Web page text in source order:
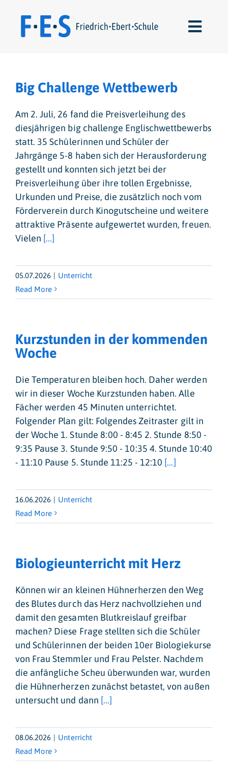
content
Über uns
Für Lernende
Für Eltern
Kontakte
Big Challenge Wettbewerb
Am 2. Juli, 26 fand die Preisverleihung des
diesjährigen big challenge Englischwettbewerbs
statt. 35 Schülerinnen und Schüler der
Jahrgänge 5-8 haben sich der Herausforderung
gestellt und konnten sich jetzt bei der
Preisverleihung über ihre tollen Ergebnisse,
Urkunden und Preise, die zusätzlich noch vom
Förderverein durch Kinogutscheine und weitere
attraktive Präsente aufgewertet wurden, freuen.
Vielen [...]
05.07.2026 | Unterricht
Read More
Kurzstunden in der kommenden
Woche
Die Temperaturen bleiben hoch. Daher werden
wir in dieser Woche Kurzstunden haben. Alle
Fächer werden 45 Minuten unterrichtet.
Folgender Plan gilt: Folgendes Zeitraster gilt in
der Woche 1. Stunde 8:00 - 8:45 2. Stunde 8:50 -
9:35 Pause 3. Stunde 9:50 - 10:35 4. Stunde 10:40
- 11:10 Pause 5. Stunde 11:25 - 12:10 [...]
16.06.2026 | Unterricht
Read More
Biologieunterricht mit Herz
Können wir an kleinen Hühnerherzen den Weg
des Blutes durch das Herz nachvollziehen und
damit den gesamten Blutkreislauf greifbar
machen? Diese Frage stellten sich die Schüler
und Schülerinnen der beiden 10er Biologiekurse
von Frau Stemmler und Frau Pelster. Nachdem
die anfängliche Scheu überwunden war, wurden
die Hühnerherzen zunächst betastet, von außen
untersucht und dann [...]
08.06.2026 | Unterricht
Read More